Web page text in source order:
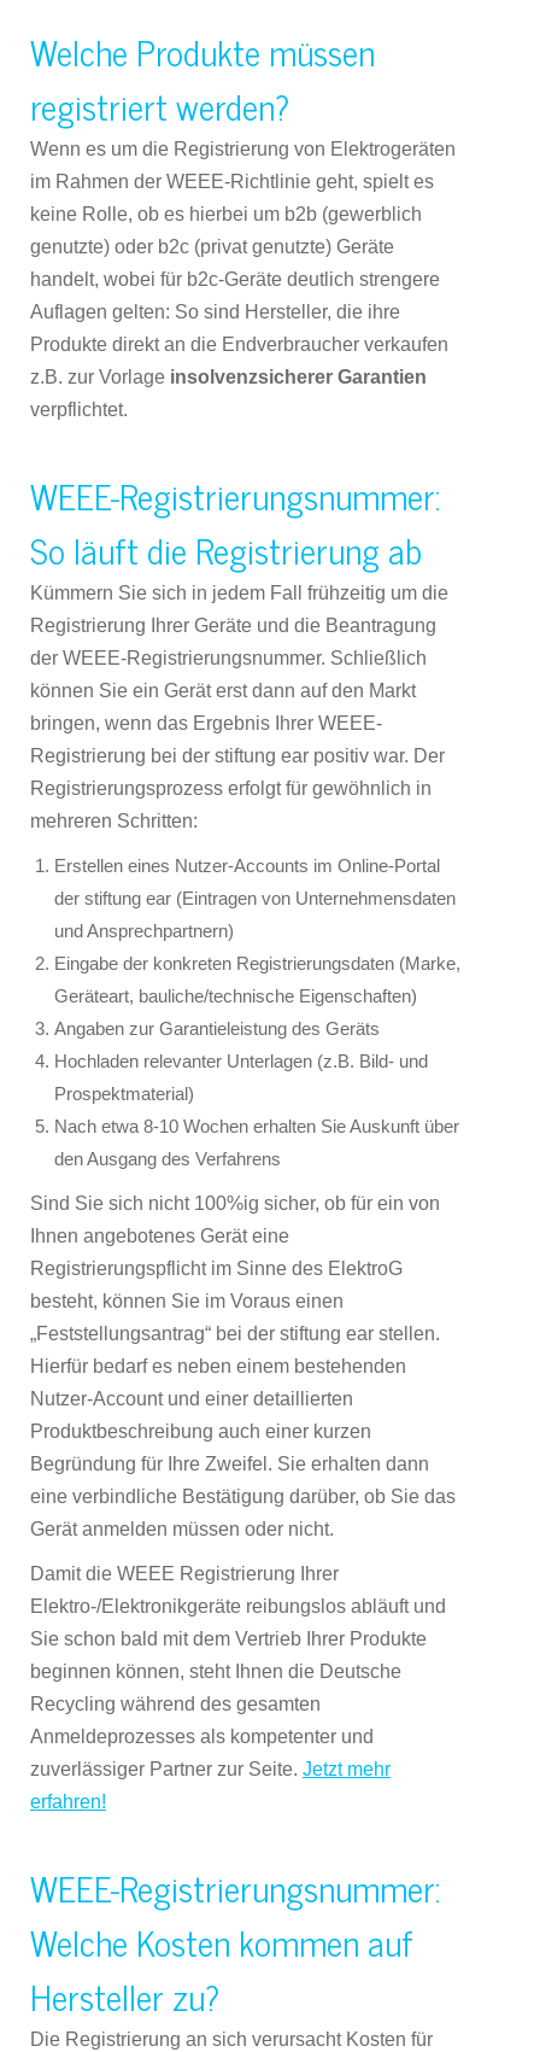
Welche Produkte müssen
registriert werden?
Wenn es um die Registrierung von Elektrogeräten
im Rahmen der WEEE-Richtlinie geht, spielt es
keine Rolle, ob es hierbei um b2b (gewerblich
genutzte) oder b2c (privat genutzte) Geräte
handelt, wobei für b2c-Geräte deutlich strengere
Auflagen gelten: So sind Hersteller, die ihre
Produkte direkt an die Endverbraucher verkaufen
z.B. zur Vorlage insolvenzsicherer Garantien
verpflichtet.
WEEE-Registrierungsnummer:
So läuft die Registrierung ab
Kümmern Sie sich in jedem Fall frühzeitig um die
Registrierung Ihrer Geräte und die Beantragung
der WEEE-Registrierungsnummer. Schließlich
können Sie ein Gerät erst dann auf den Markt
bringen, wenn das Ergebnis Ihrer WEEE-
Registrierung bei der stiftung ear positiv war. Der
Registrierungsprozess erfolgt für gewöhnlich in
mehreren Schritten:
Erstellen eines Nutzer-Accounts im Online-Portal
der stiftung ear (Eintragen von Unternehmensdaten
und Ansprechpartnern)
Eingabe der konkreten Registrierungsdaten (Marke,
Geräteart, bauliche/technische Eigenschaften)
Angaben zur Garantieleistung des Geräts
Hochladen relevanter Unterlagen (z.B. Bild- und
Prospektmaterial)
Nach etwa 8-10 Wochen erhalten Sie Auskunft über
den Ausgang des Verfahrens
Sind Sie sich nicht 100%ig sicher, ob für ein von
Ihnen angebotenes Gerät eine
Registrierungspflicht im Sinne des ElektroG
besteht, können Sie im Voraus einen
„Feststellungsantrag“ bei der stiftung ear stellen.
Hierfür bedarf es neben einem bestehenden
Nutzer-Account und einer detaillierten
Produktbeschreibung auch einer kurzen
Begründung für Ihre Zweifel. Sie erhalten dann
eine verbindliche Bestätigung darüber, ob Sie das
Gerät anmelden müssen oder nicht.
Damit die WEEE Registrierung Ihrer
Elektro-/Elektronikgeräte reibungslos abläuft und
Sie schon bald mit dem Vertrieb Ihrer Produkte
beginnen können, steht Ihnen die Deutsche
Recycling während des gesamten
Anmeldeprozesses als kompetenter und
zuverlässiger Partner zur Seite. Jetzt mehr
erfahren!
WEEE-Registrierungsnummer:
Welche Kosten kommen auf
Hersteller zu?
Die Registrierung an sich verursacht Kosten für